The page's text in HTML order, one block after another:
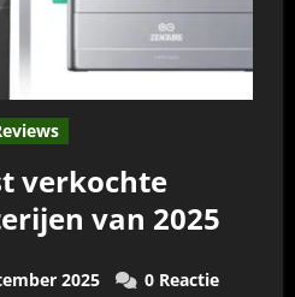
verkochte
van 2025
2025 0 Reactie